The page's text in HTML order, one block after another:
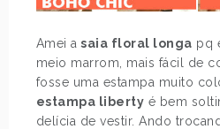
Amei a saia floral longa pq
meio marrom, mais fácil de
fosse uma estampa muito
estampa liberty é bem
delícia de vestir. Ando